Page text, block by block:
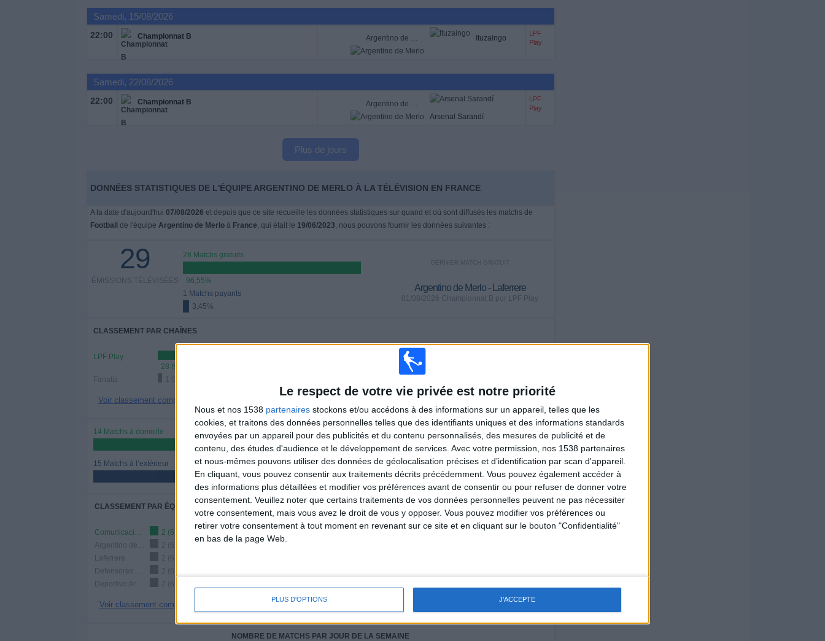
Le respect de votre vie privée est notre priorité
Nous et nos 1538 partenaires stockons et/ou accédons à des informations sur un appareil, telles que les
cookies, et traitons des données personnelles telles que des identifiants uniques et des informations standards
envoyées par un appareil pour des publicités et du contenu personnalisés, des mesures de publicité et de
contenu, des études d'audience et le développement de services. Avec votre permission, nos 1538 partenaires
et nous-mêmes pouvons utiliser des données de géolocalisation précises et d’identification par scan d'appareil.
En cliquant, vous pouvez consentir aux traitements décrits précédemment. Vous pouvez également accéder à
des informations plus détaillées et modifier vos préférences avant de consentir ou pour refuser de donner votre
consentement. Veuillez noter que certains traitements de vos données personnelles peuvent ne pas nécessiter
votre consentement, mais vous avez le droit de vous y opposer. Vous pouvez modifier vos préférences ou
retirer votre consentement à tout moment en revenant sur ce site et en cliquant sur le bouton "Confidentialité"
en bas de la page Web.
PLUS D'OPTIONS J'ACCEPTE
Samedi, 15/08/2026
22:00 Championnat B Argentino de Merlo Ituzaingo
LPF
Play
Samedi, 22/08/2026
22:00 Championnat B
Argentino de Merlo
Arsenal Sarandí
LPF
Play
Plus de jours
DONNÉES STATISTIQUES DE L'ÉQUIPE ARGENTINO DE MERLO À LA TÉLÉVISION EN FRANCE
A la date d'aujourd'hui 07/08/2026 et depuis que ce site recueille les données statistiques sur quand et où sont diffusés les matchs de
Football
de l'équipe Argentino de Merloà France, qui était le 19/06/2023, nous pouvons fournir les données suivantes :
29
ÉMISSIONS TÉLÉVISÉES
28 Matchs gratuits
96,55%
1 Matchs payants
3,45%
DERNIER MATCH GRATUIT
Argentino de Merlo - Laferrere
01/08/2026 Championnat B por LPF Play
CLASSEMENT PAR CHAÎNES
LPF Play
28 (96,55%)
Fanatiz
1 (3,45%)
Voir classement complet
CHAÎNES TV
SANS MATCH
GRATUIT
MATCHS
CONSECUTIFS
PAYANTS
14 Matchs à domicile
48,28%
15 Matchs à l’extérieur
51,72%
TOTAL
22
ADVERSAIRES
MAXIMUM
2
VS
Comunicaciones
TOTAL
2
COMPÉTITIONS
CLASSEMENT PAR ÉQUIPES
Comunicaciones
2 (6,9%)
2 (6,9%)
Laferrere
2 (6,9%)
2 (6,9%)
2 (6,9%)
Voir classement complet
NOMBRE DE MATCHS PAR JOUR DE LA SEMAINE